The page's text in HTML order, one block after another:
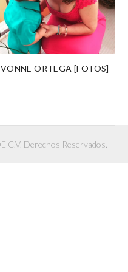
ORTEGA [FOTOS]
C.V. Derechos Reservados.